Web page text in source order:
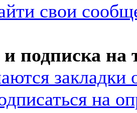
свои
и подписка на
закладки
на